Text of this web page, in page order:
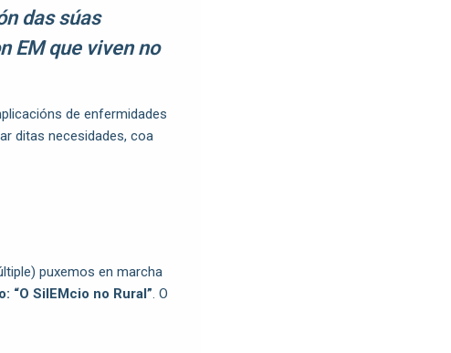
das súas
EM que viven no
de enfermidades
ditas necesidades, coa
puxemos en marcha
“O SilEMcio no Rural”. O